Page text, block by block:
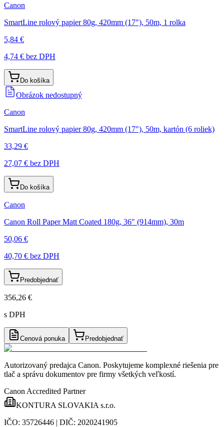
Canon
SmartLine rolový papier 80g, 420mm (17"), 50m, 1 rolka
5,84 €
4,74 € bez DPH
Do košíka
Obrázok nedostupný
Canon
SmartLine rolový papier 80g, 420mm (17"), 50m, kartón (6 roliek)
33,29 €
27,07 € bez DPH
Do košíka
Canon
Canon Roll Paper Matt Coated 180g, 36" (914mm), 30m
50,06 €
40,70 € bez DPH
Predobjednať
356,26 €
s DPH
Cenová ponuka Predobjednať
Autorizovaný predajca Canon. Poskytujeme komplexné riešenia pre
tlač a správu dokumentov pre firmy všetkých veľkostí.
Canon Accredited Partner
KONTURA SLOVAKIA s.r.o.
IČO: 35726446 | DIČ: 2020241905